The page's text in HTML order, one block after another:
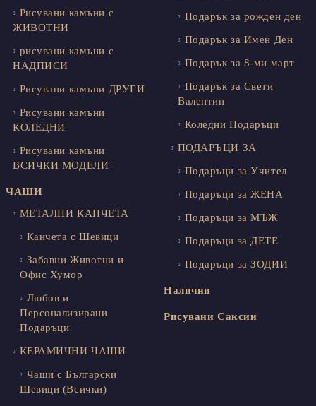
Рисувани камъни с
ЖИВОТНИ
рисувани камъни с
НАДПИСИ
Рисувани камъни ДРУГИ
Рисувани камъни
КОЛЕДНИ
Рисувани камъни
ВСИЧКИ МОДЕЛИ
ЧАШИ
МЕТАЛНИ КАНЧЕТА
Канчета с Шевици
Забавни Животни и
Офис Хумор
Любов и
Персонализирани
Подаръци
КЕРАМИЧНИ ЧАШИ
Чаши с Български
Шевици (Всички)
Подарък за рожден ден
Подарък за Имен Ден
Подарък за 8-ми март
Подарък за Свети
Валентин
Коледни Подаръци
ПОДАРЪЦИ ЗА
Подаръци за Учител
Подаръци за ЖЕНА
Подаръци за МЪЖ
Подаръци за ДЕТЕ
Подаръци за ЗОДИИ
Налични
Рисувани Саксии